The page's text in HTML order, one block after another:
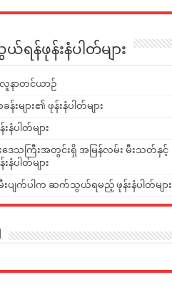
န်ဖုန်းနံပါတ်များ
လူနာတင်ယာဉ်
းများ၏ ဖုန်းနံပါတ်များ
နံပါတ်များ
ဒေသကြီးအတွင်းရှိ အမြန်လမ်း မီးသတ်နှင့်
နံပါတ်များ
းပျက်ပါက ဆက်သွယ်ရမည့် ဖုန်းနံပါတ်များ